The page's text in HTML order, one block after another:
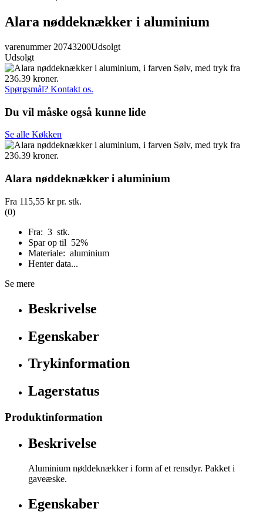
Alara nøddeknækker i aluminium
varenummer 20743200Udsolgt
Udsolgt
Spørgsmål? Kontakt os.
Du vil måske også kunne lide
Se alle Køkken
Alara nøddeknækker i aluminium
Fra 115,55 krpr. stk.
(0)
Fra: 3 stk.
Spar op til 52%
Materiale: aluminium
Henter data...
Se mere
Beskrivelse
Egenskaber
Trykinformation
Lagerstatus
Produktinformation
Beskrivelse
Aluminium nøddeknækker i form af et rensdyr. Pakket i
gaveæske.
Egenskaber